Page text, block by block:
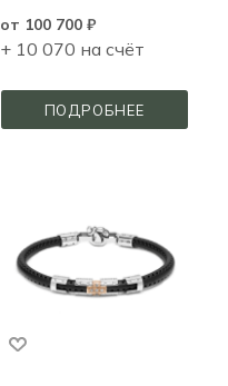
от 100 700 ₽
+ 10 070 на счёт
ПОДРОБНЕЕ